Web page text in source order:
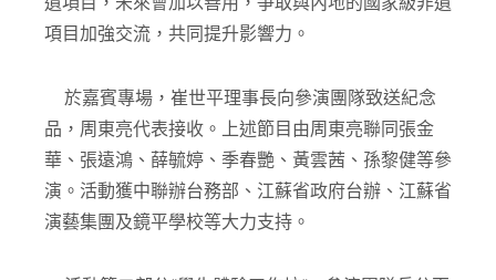
項目加強交流，共同提升影響力。
於嘉賓專場，崔世平理事長向參演團隊致送紀念
品，周東亮代表接收。上述節目由周東亮聯同張金
華、張遠鴻、薛毓婷、季春艷、黃雲茜、孫黎健等參
演。活動獲中聯辦台務部、江蘇省政府台辦、江蘇省
演藝集團及鏡平學校等大力支持。